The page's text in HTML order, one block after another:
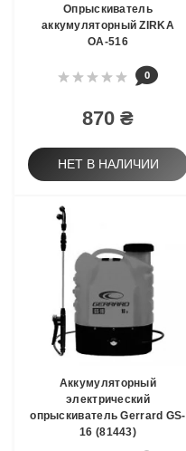
Опрыскиватель
аккумуляторный ZIRKA
ОА-516
0
870 ₴
НЕТ В НАЛИЧИИ
Аккумуляторный
электрический
опрыскиватель Gerrard GS-
16 (81443)